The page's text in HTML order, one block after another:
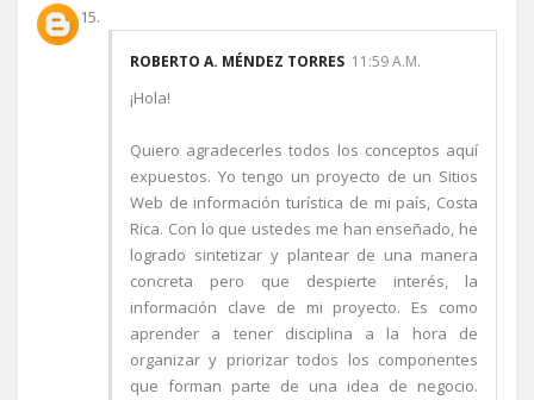
ROBERTO A. MÉNDEZ TORRES 11:59 A.M.
¡Hola!
Quiero agradecerles todos los conceptos aquí
expuestos. Yo tengo un proyecto de un Sitios
Web de información turística de mi país, Costa
Rica. Con lo que ustedes me han enseñado, he
logrado sintetizar y plantear de una manera
concreta pero que despierte interés, la
información clave de mi proyecto. Es como
aprender a tener disciplina a la hora de
organizar y priorizar todos los componentes
que forman parte de una idea de negocio.